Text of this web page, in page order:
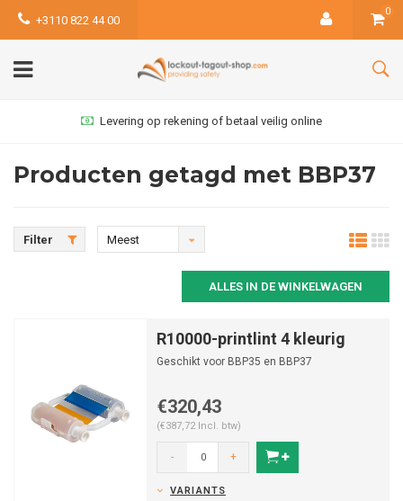
+3110 822 44 00
0
Levering op rekening of betaal veilig online
Producten getagd met BBP37
Filter
Meest
ALLES IN DE WINKELWAGEN
R10000-printlint 4 kleurig
Geschikt voor BBP35 en BBP37
€320,43
(€387,72 Incl. btw)
- +
VARIANTS